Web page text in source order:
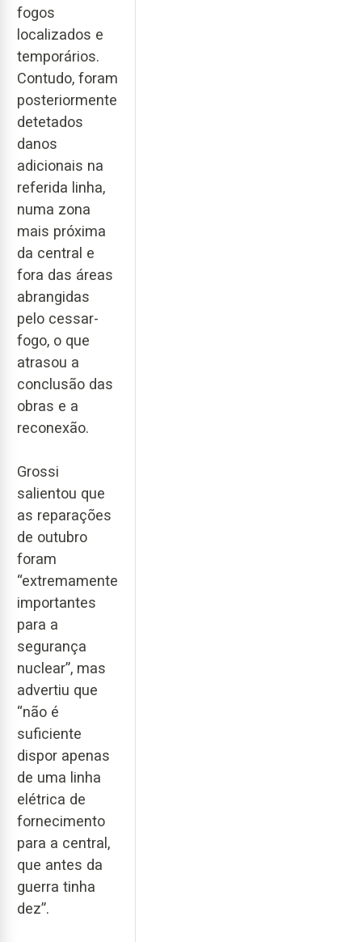
fogos
localizados e
temporários.
Contudo, foram
posteriormente
detetados
danos
adicionais na
referida linha,
numa zona
mais próxima
da central e
fora das áreas
abrangidas
pelo cessar-
fogo, o que
atrasou a
conclusão das
obras e a
reconexão.
Grossi
salientou que
as reparações
de outubro
foram
“extremamente
importantes
para a
segurança
nuclear”, mas
advertiu que
“não é
suficiente
dispor apenas
de uma linha
elétrica de
fornecimento
para a central,
que antes da
guerra tinha
dez”.